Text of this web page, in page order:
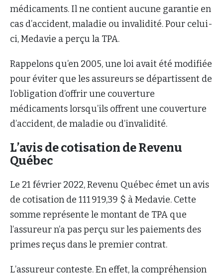
médicaments. Il ne contient aucune garantie en
cas d’accident, maladie ou invalidité. Pour celui-
ci, Medavie a perçu la TPA.
Rappelons qu’en 2005, une loi avait été modifiée
pour éviter que les assureurs se départissent de
l’obligation d’offrir une couverture
médicaments lorsqu’ils offrent une couverture
d’accident, de maladie ou d’invalidité.
L’avis de cotisation de Revenu
Québec
Le 21 février 2022, Revenu Québec émet un avis
de cotisation de 111 919,39 $ à Medavie. Cette
somme représente le montant de TPA que
l’assureur n’a pas perçu sur les paiements des
primes reçus dans le premier contrat.
L’assureur conteste. En effet, la compréhension